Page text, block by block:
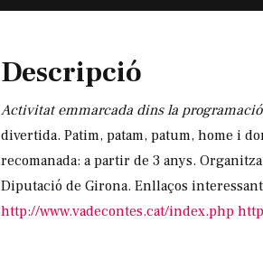
Descripció
Activitat emmarcada dins la
divertida. Patim, patam, patum, home i
recomanada: a partir de 3 anys.
Diputació de Girona. Enllaços
http://www.vadecontes.cat/index.php